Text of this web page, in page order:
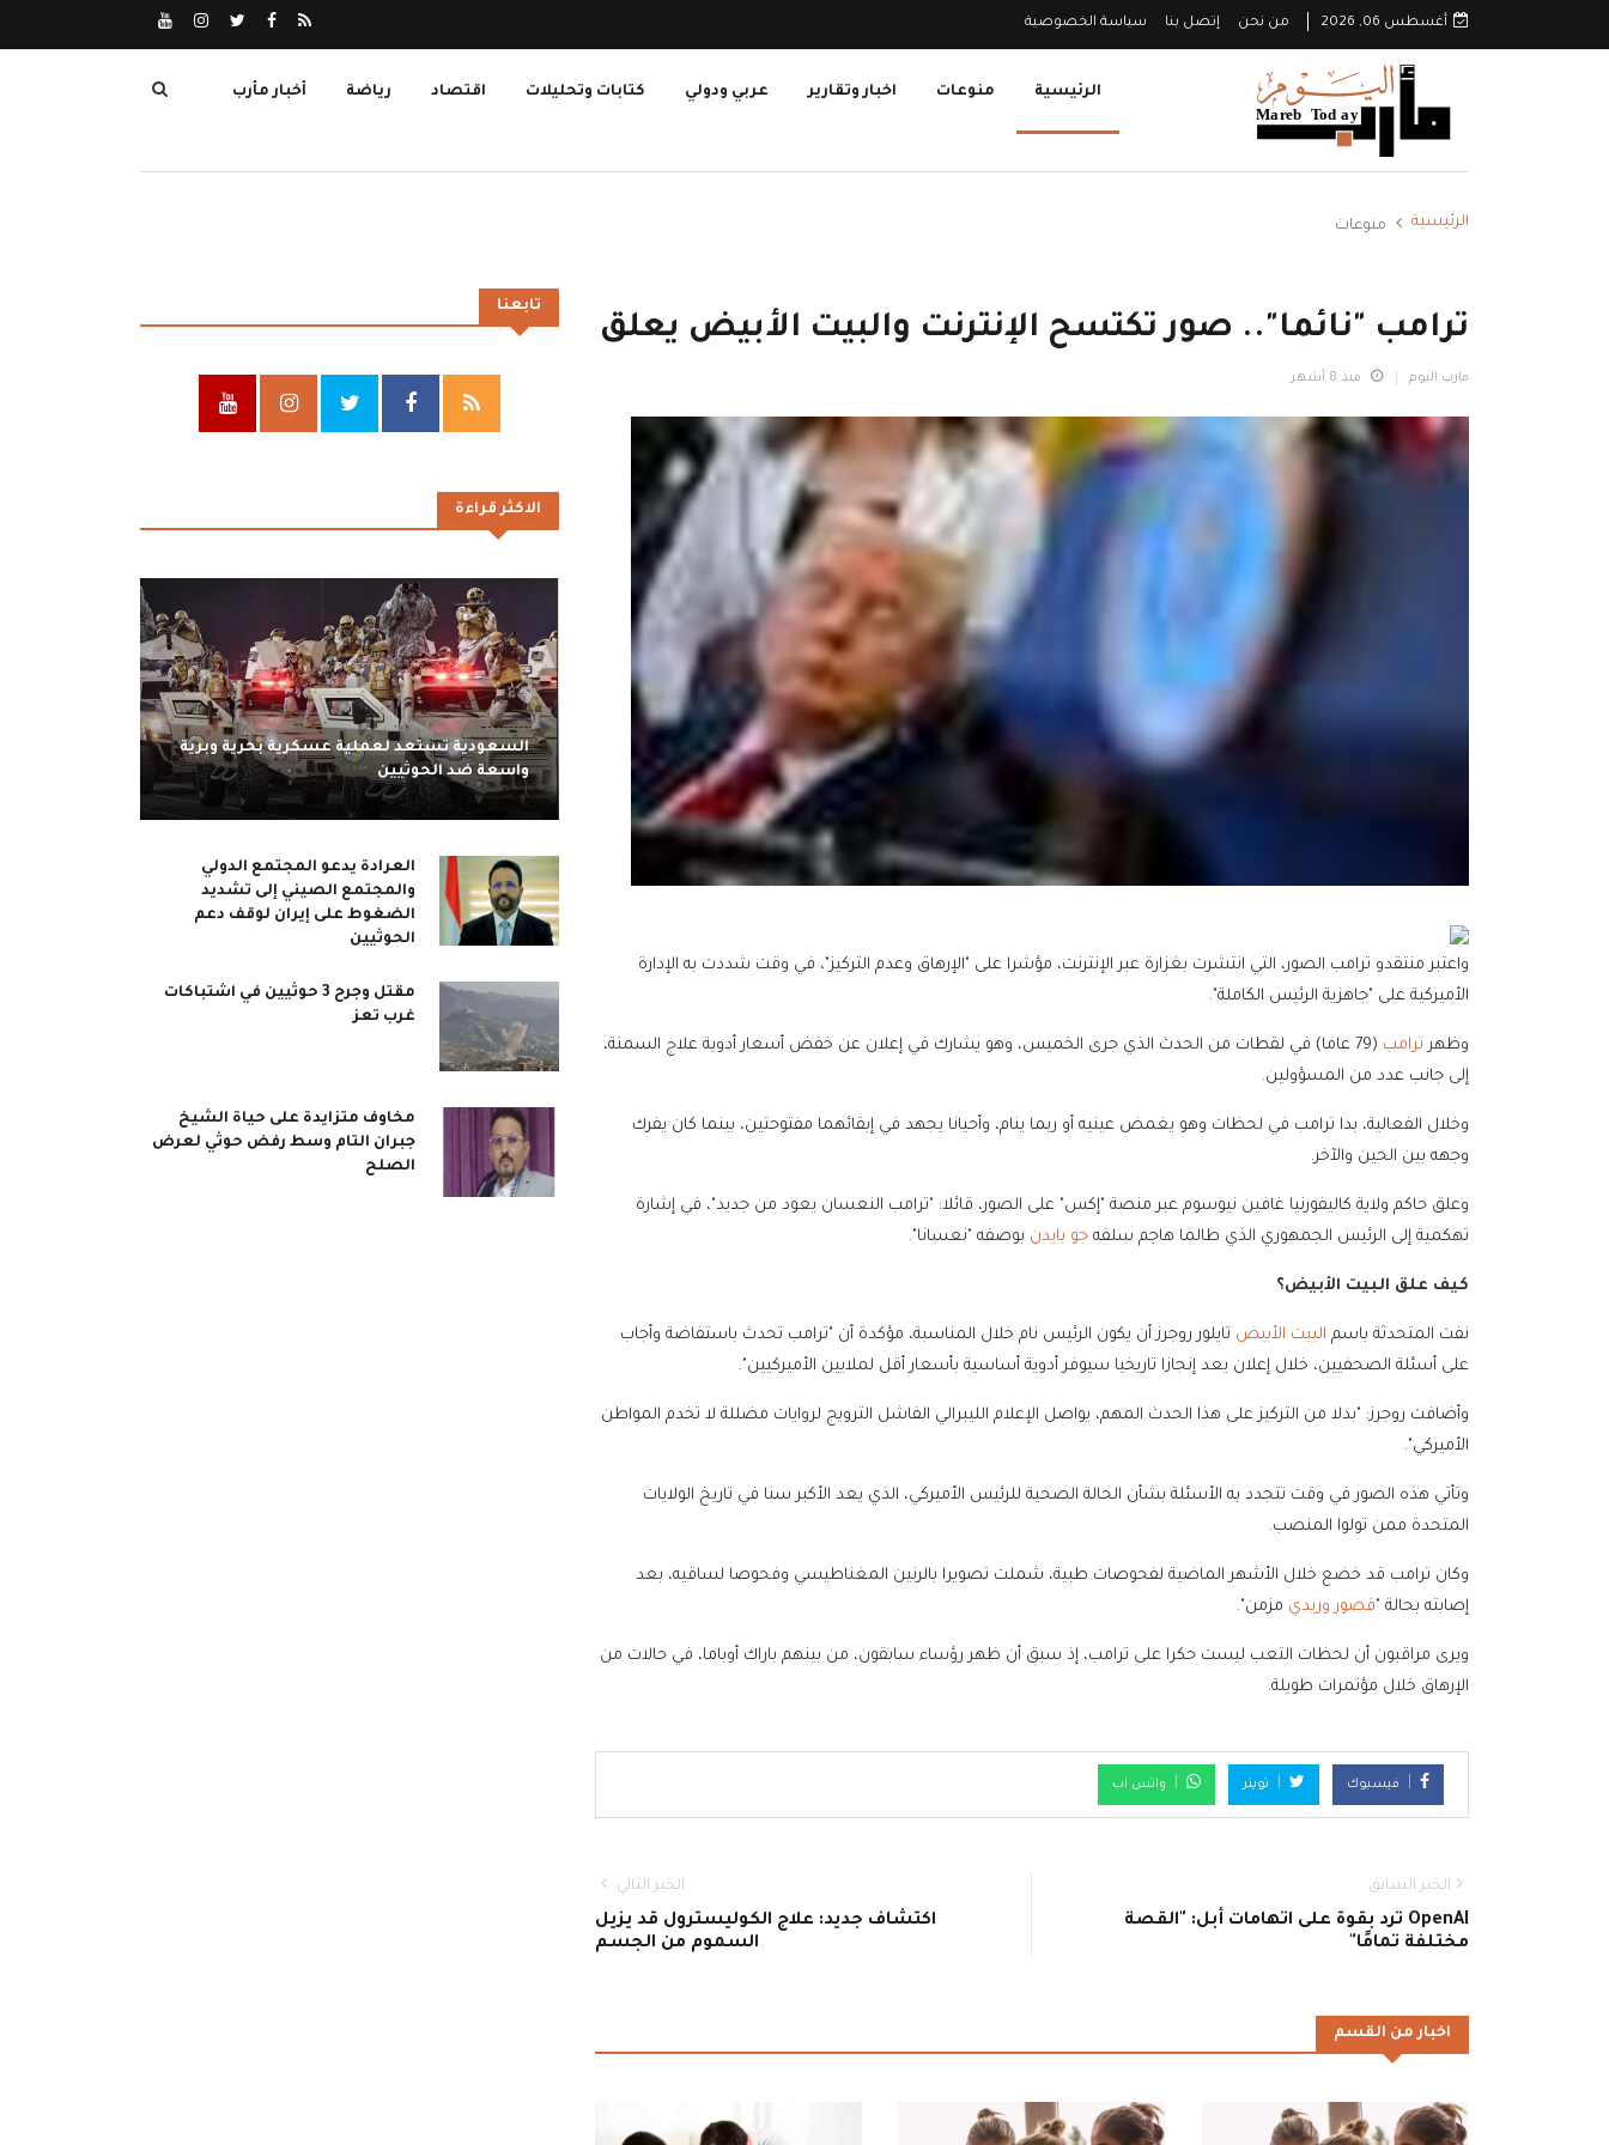
أغسطس 06, 2026 من نحن إتصل بنا سياسة الخصوصية
الرئيسية منوعات اخبار وتقارير عربي ودولي كتابات وتحليلات اقتصاد رياضة أخبار مأرب
الرئيسية منوعات
ترامب "نائما".. صور تكتسح الإنترنت والبيت الأبيض يعلق
مارب اليوم منذ 8 أشهر
واعتبر منتقدو ترامب الصور، التي انتشرت بغزارة عبر الإنترنت، مؤشرا على "الإرهاق وعدم التركيز"، في وقت شددت به الإدارة
الأميركية على "جاهزية الرئيس الكاملة".
وظهر ترامب
(79 عاما) في لقطات من الحدث الذي جرى الخميس، وهو يشارك في إعلان عن خفض أسعار أدوية علاج السمنة،
إلى جانب عدد من المسؤولين.
وخلال الفعالية، بدا ترامب في لحظات وهو يغمض عينيه أو ربما ينام، وأحيانا يجهد في إبقائهما مفتوحتين، بينما كان يفرك
وجهه بين الحين والآخر.
وعلق حاكم ولاية كاليفورنيا غافين نيوسوم عبر منصة "إكس" على الصور، قائلا: "ترامب النعسان يعود من جديد"، في إشارة
تهكمية إلى الرئيس الجمهوري الذي طالما هاجم سلفه جو بايدن بوصفه "نعسانا".
كيف علق البيت الأبيض؟
نفت المتحدثة باسم البيت الأبيض تايلور روجرز أن يكون الرئيس نام خلال المناسبة، مؤكدة أن "ترامب تحدث باستفاضة وأجاب
على أسئلة الصحفيين، خلال إعلان يعد إنجازا تاريخيا سيوفر أدوية أساسية بأسعار أقل لملايين الأميركيين".
وأضافت روجرز: "بدلا من التركيز على هذا الحدث المهم، يواصل الإعلام الليبرالي الفاشل الترويج لروايات مضللة لا تخدم المواطن
الأميركي".
وتأتي هذه الصور في وقت تتجدد به الأسئلة بشأن الحالة الصحية للرئيس الأميركي، الذي يعد الأكبر سنا في تاريخ الولايات
المتحدة ممن تولوا المنصب.
وكان ترامب قد خضع خلال الأشهر الماضية لفحوصات طبية، شملت تصويرا بالرنين المغناطيسي وفحوصا لساقيه، بعد
إصابته بحالة "قصور وريدي مزمن".
ويرى مراقبون أن لحظات التعب ليست حكرا على ترامب، إذ سبق أن ظهر رؤساء سابقون، من بينهم باراك أوباما، في حالات من
الإرهاق خلال مؤتمرات طويلة.
فيسبوك تويتر واتس اب
الخبر السابق
OpenAI ترد بقوة على اتهامات أبل: "القصة
مختلفة تمامًا"
الخبر التالي
اكتشاف جديد: علاج الكوليسترول قد يزيل
السموم من الجسم
اخبار من القسم
تابعنا
الاكثر قراءة
السعودية تستعد لعملية عسكرية بحرية وبرية
واسعة ضد الحوثيين
العرادة يدعو المجتمع الدولي
والمجتمع الصيني إلى تشديد
الضغوط على إيران لوقف دعم
الحوثيين
مقتل وجرح 3 حوثيين في اشتباكات
غرب تعز
مخاوف متزايدة على حياة الشيخ
جبران التام وسط رفض حوثي لعرض
الصلح